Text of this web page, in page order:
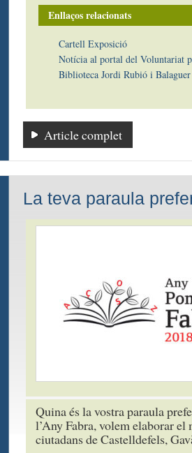
Enllaços relacionats
Cartell Exposició
Notícia al portal del Voluntariat
Biblioteca Jordi Rubió i Balaguer
Article complet
La teva paraula
Quina és la vostra paraula
l’Any Fabra, volem elaborar el
ciutadans de Castelldefels,